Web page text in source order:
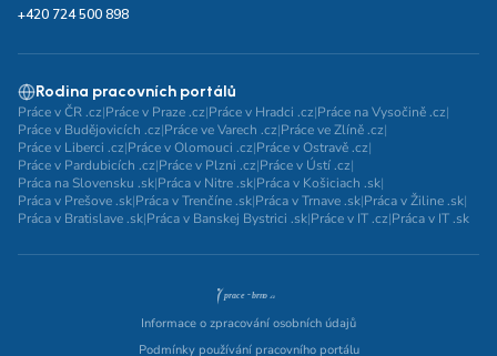
+420 724 500 898
Rodina pracovních portálů
Práce v ČR .cz|Práce v Praze .cz|Práce v Hradci .cz|Práce na Vysočině .cz|
Práce v Budějovicích .cz|Práce ve Varech .cz|Práce ve Zlíně .cz|
Práce v Liberci .cz|Práce v Olomouci .cz|Práce v Ostravě .cz|
Práce v Pardubicích .cz|Práce v Plzni .cz|Práce v Ústí .cz|
Práca na Slovensku .sk|Práca v Nitre .sk|Práca v Košiciach .sk|
Práca v Prešove .sk|Práca v Trenčíne .sk|Práca v Trnave .sk|Práca v Žiline .sk|
Práca v Bratislave .sk|Práca v Banskej Bystrici .sk|Práce v IT .cz|Práca v IT .sk
Informace o zpracování osobních údajů
Podmínky používání pracovního portálu